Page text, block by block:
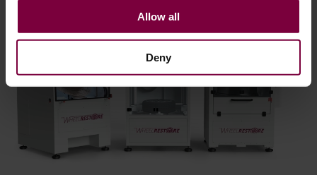
Allow all
Deny